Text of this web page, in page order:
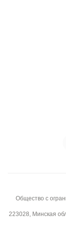
Общество с
223028, Минская